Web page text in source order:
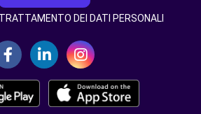
DEI DATI PERSONALI